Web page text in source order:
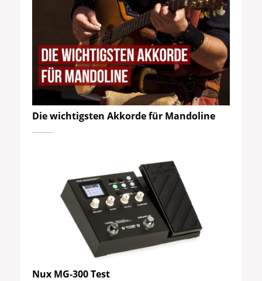
Die wichtigsten Akkorde für Mandoline
Nux MG-300 Test